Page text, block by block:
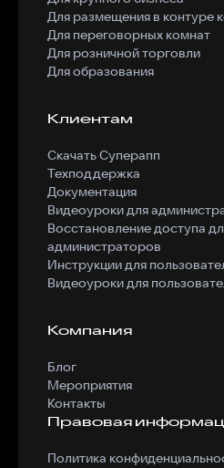
Для размещения в контуре
Для переговорных комнат
Для розничной торговли
Для образования
Клиентам
Скачать Суперапп
Техподдержка
Документация
Видеоуроки для
Восстановление доступа
администраторов
Инструкции для
Видеоуроки для
Компания
Блог
Мероприятия
Контакты
Правовая
Политика